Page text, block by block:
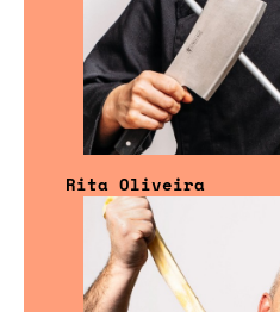
Rita Oliveira